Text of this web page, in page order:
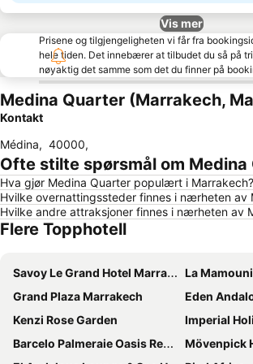
Vis mer
Prisene og tilgjengeligheten vi får fra
hele tiden. Det innebærer at tilbudet du så på
nøyaktig det samme som det du finner på
Medina Quarter (Marrakech,
Kontakt
Médina, 40000,
Ofte stilte spørsmål om Medina
Hva gjør Medina Quarter populært i Marrakech?
Hvilke overnattingssteder finnes i nærheten av
Hvilke andre attraksjoner finnes i nærheten av
Flere Topphotell
Savoy Le Grand Hotel Marrakech
La
Grand Plaza Marrakech
Eden
Kenzi Rose Garden
Imperial
Barcelo Palmeraie Oasis Resort
Mövenpick Hotel